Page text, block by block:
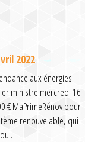
2022
aux énergies
ministre mercredi 16
€ MaPrimeRénov pour
renouvelable, qui